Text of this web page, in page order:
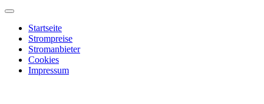
Startseite
Strompreise
Stromanbieter
Cookies
Impressum